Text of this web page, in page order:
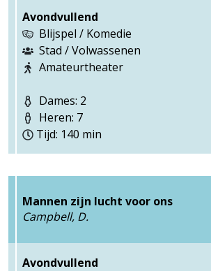
Avondvullend
Blijspel / Komedie
Stad / Volwassenen
Amateurtheater
Dames: 2
Heren: 7
Tijd: 140 min
Mannen zijn lucht voor ons
Campbell, D.
Avondvullend